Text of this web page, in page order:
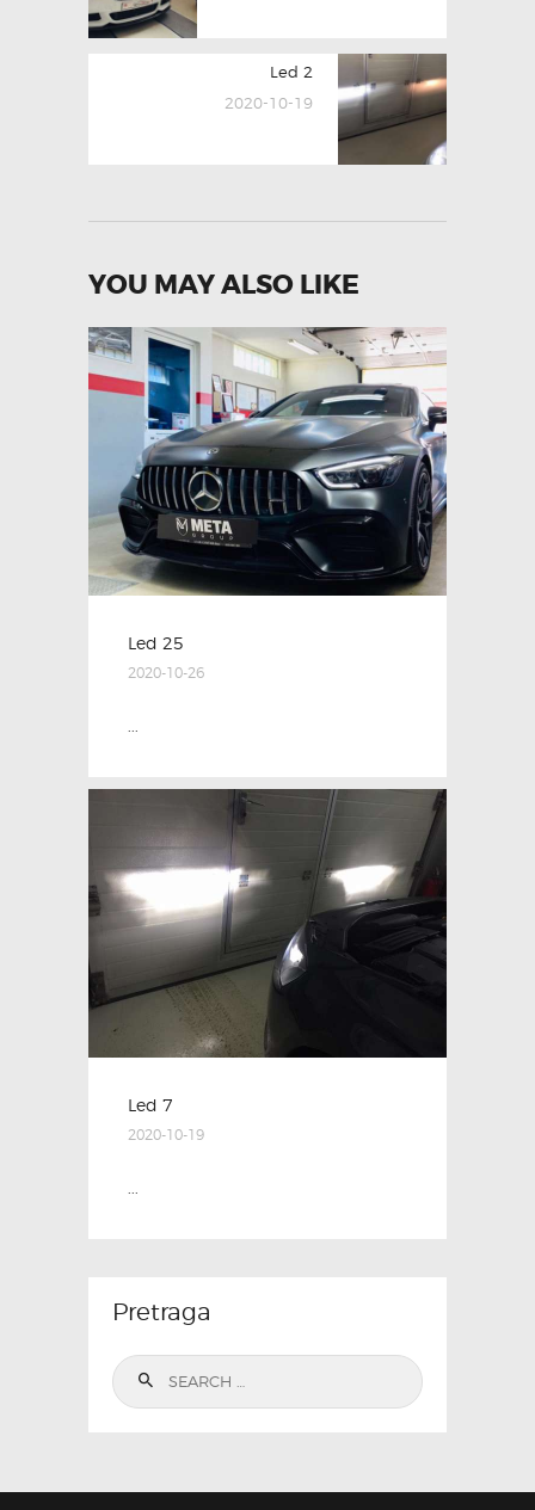
post:
Led 2
2020-10-19
YOU MAY ALSO LIKE
Led 25
2020-10-26
Led 7
2020-10-19
Pretraga
Search
for: